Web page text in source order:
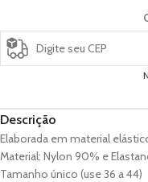
Descrição
Elaborada em material
Material: Nylon 90% e
Tamanho único (use 36 a 44)